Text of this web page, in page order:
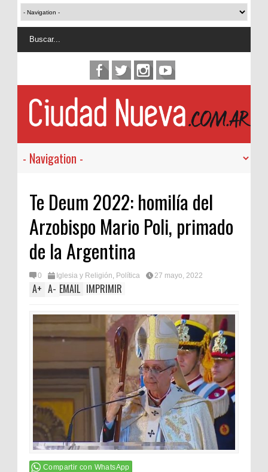
Te Deum 2022: homilía del
Arzobispo Mario Poli, primado
de la Argentina
0 Iglesia y Religión, Política 27 mayo, 2022
A+ A- EMAIL IMPRIMIR
Compartir con WhatsApp